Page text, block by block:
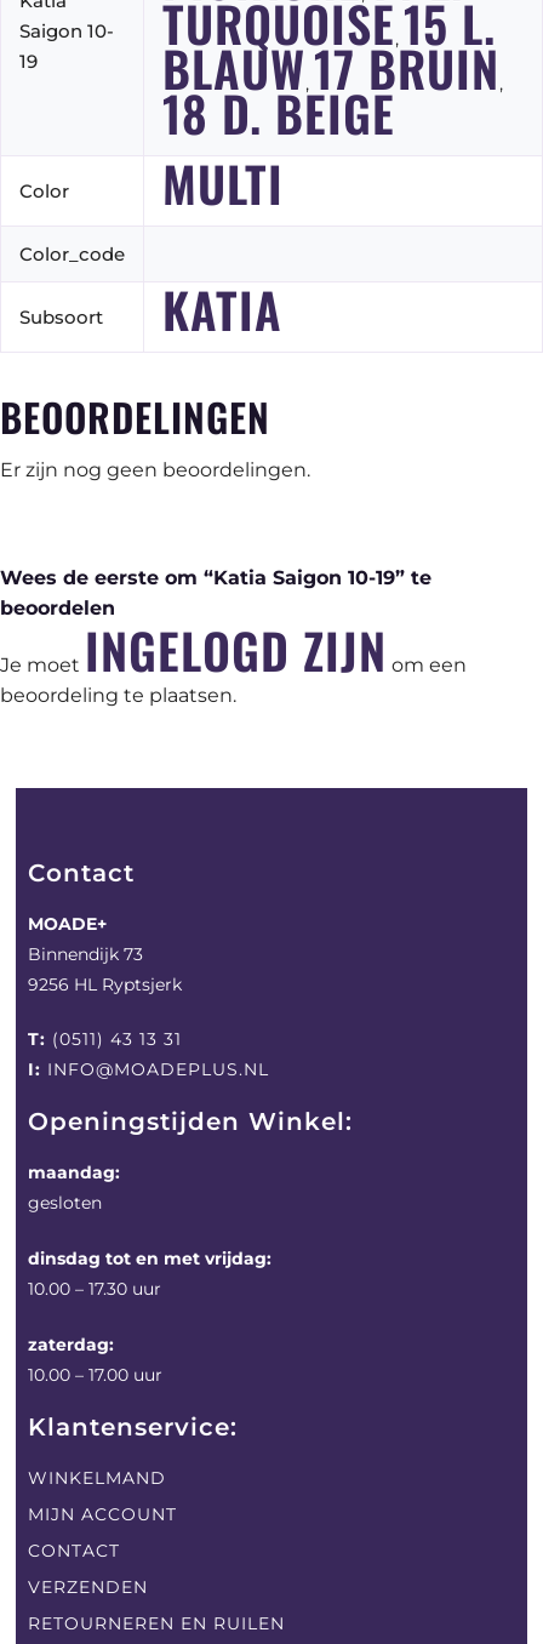
Saigon 10-
19
TURQUOISE, 15 L.
BLAUW, 17 BRUIN ,
18 D. BEIGE
Color MULTI
Color_code
Subsoort KATIA
BEOORDELINGEN
Er zijn nog geen beoordelingen.
Wees de eerste om “Katia Saigon 10-19” te
beoordelen
Je moet INGELOGD ZIJN om een
beoordeling te plaatsen.
Contact
MOADE+
Binnendijk 73
9256 HL Ryptsjerk
T: (0511) 43 13 31
I: INFO@MOADEPLUS.NL
Openingstijden Winkel:
maandag:
gesloten
dinsdag tot en met vrijdag:
10.00 – 17.30 uur
zaterdag:
10.00 – 17.00 uur
Klantenservice:
WINKELMAND
MIJN ACCOUNT
CONTACT
VERZENDEN
RETOURNEREN EN RUILEN